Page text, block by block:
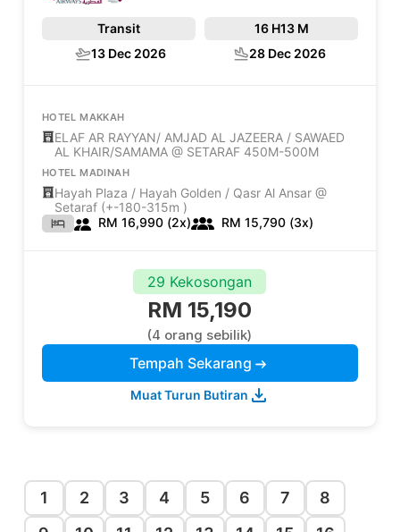
Transit 16 H13 M
13 Dec 2026
28 Dec 2026
HOTEL MAKKAH
ELAF AR RAYYAN/ AMJAD AL JAZEERA / SAWAED
AL KHAIR/SAMAMA @ SETARAF 450M-500M
HOTEL MADINAH
Hayah Plaza / Hayah Golden / Qasr Al Ansar @
Setaraf (+-180-315m )
RM 16,990 (2x)
RM 15,790 (3x)
29 Kekosongan
RM 15,190
(4 orang sebilik)
Tempah Sekarang
Muat Turun Butiran
1 2 3 4 5 6 7
8